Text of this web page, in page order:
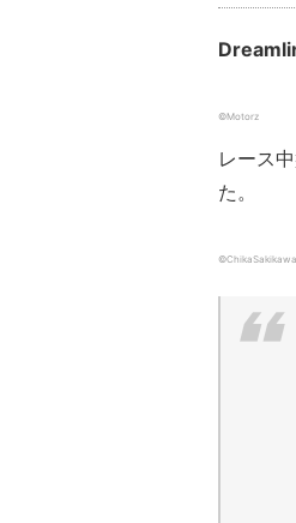
©Motorz
レース
た。
©ChikaSakikawa